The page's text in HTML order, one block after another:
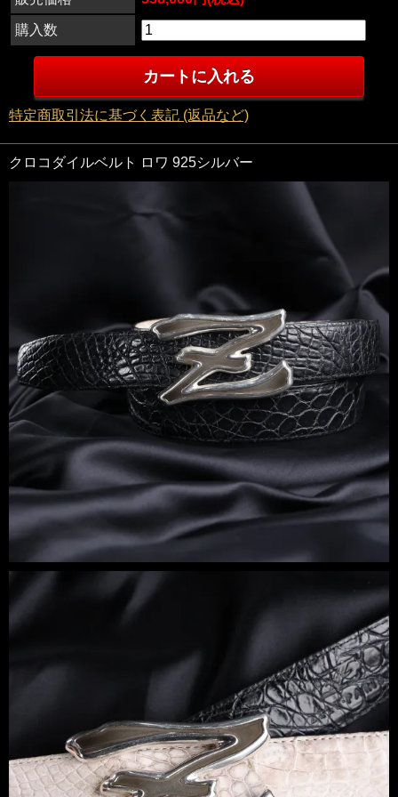
購入数
特定商取引法に基づく表記 (返品など)
クロコダイルベルト ロワ 925シルバー